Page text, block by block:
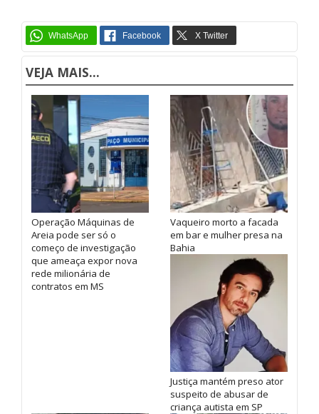
VEJA MAIS...
Operação Máquinas de
Areia pode ser só o
começo de investigação
que ameaça expor nova
rede milionária de
contratos em MS
Vaqueiro morto a facada
em bar e mulher presa na
Bahia
Justiça mantém preso ator
suspeito de abusar de
criança autista em SP